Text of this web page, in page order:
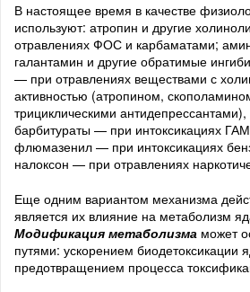
В настоящее время в качестве
используют: атропин и другие
отравлениях ФОС и карбаматами;
галантамин и другие обратимые
— при отравлениях веществами с
активностью (атропином,
трициклическими
барбитураты — при интоксикациях
флюмазенил — при интоксикациях
налоксон — при отравлениях
Еще одним вариантом механизма
является их влияние на метаболизм
Модификация метаболизма может
путями: ускорением биодетоксикации
предотвращением процесса